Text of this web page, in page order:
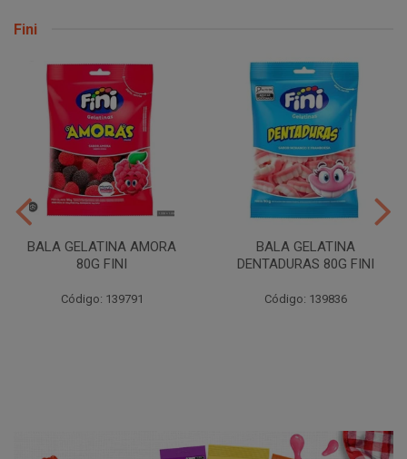
Fini
BALA GELATINA AMORA
80G FINI
Código: 139791
BALA GELATINA
DENTADURAS 80G FINI
Código: 139836